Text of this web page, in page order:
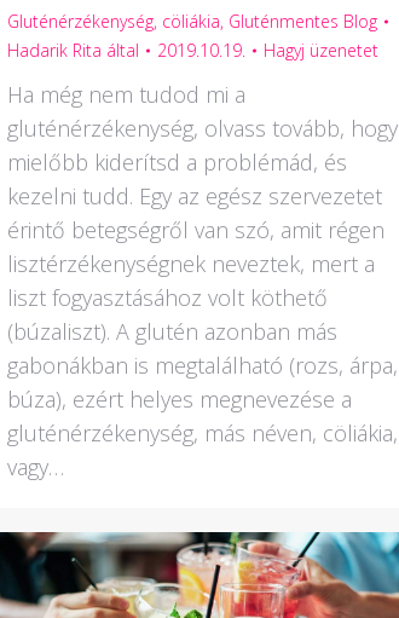
Gluténérzékenység, cöliákia, Gluténmentes Blog
Hadarik Rita által 2019.10.19. Hagyj üzenetet
Ha még nem tudod mi a
gluténérzékenység, olvass tovább, hogy
mielőbb kiderítsd a problémád, és
kezelni tudd. Egy az egész szervezetet
érintő betegségről van szó, amit régen
lisztérzékenységnek neveztek, mert a
liszt fogyasztásához volt köthető
(búzaliszt). A glutén azonban más
gabonákban is megtalálható (rozs, árpa,
búza), ezért helyes megnevezése a
gluténérzékenység, más néven, cöliákia,
vagy…